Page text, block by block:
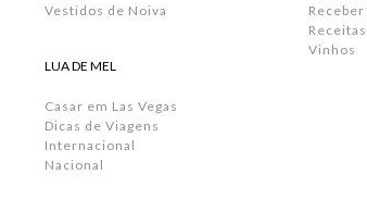
Vestidos de Noiva
LUA DE MEL
Casar em Las Vegas
Dicas de Viagens
Internacional
Nacional
Receber
Receitas
Vinhos